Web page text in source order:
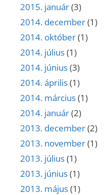
2015. január(3)
2014. december(1)
2014. október(1)
2014. július(1)
2014. június(3)
2014. április(1)
2014. március(1)
2014. január(2)
2013. december(2)
2013. november(1)
2013. július(1)
2013. június(1)
2013. május(1)